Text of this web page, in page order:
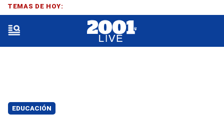
EDUCACIÓN
TEMAS DE HOY: